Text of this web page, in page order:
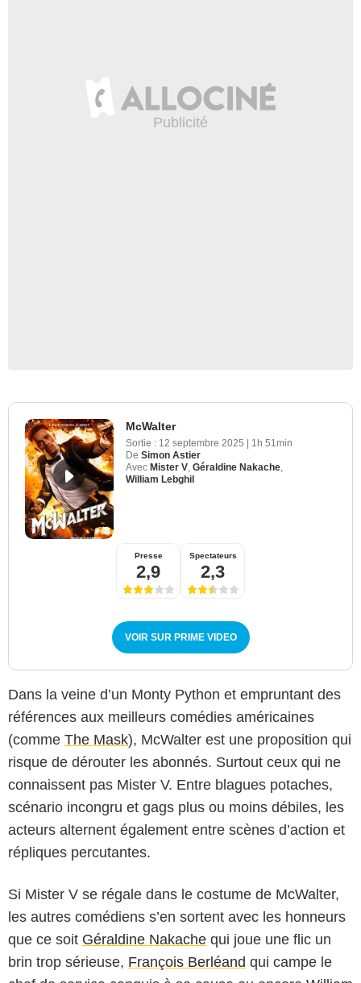
McWalter
Sortie : 12 septembre 2025 | 1h 51min
De Simon Astier
Avec Mister V Géraldine Nakache
William Lebghil
Presse
2,9
Spectateurs
2,3
VOIR SUR PRIME VIDEO
Dans la veine d’un Monty Python et empruntant des
références aux meilleurs comédies américaines
(comme The Mask), McWalter est une proposition qui
risque de dérouter les abonnés. Surtout ceux qui ne
connaissent pas Mister V. Entre blagues potaches,
scénario incongru et gags plus ou moins débiles, les
acteurs alternent également entre scènes d’action et
répliques percutantes.
Si Mister V se régale dans le costume de McWalter,
les autres comédiens s’en sortent avec les honneurs
que ce soit Géraldine Nakache qui joue une flic un
brin trop sérieuse, François Berléand qui campe le